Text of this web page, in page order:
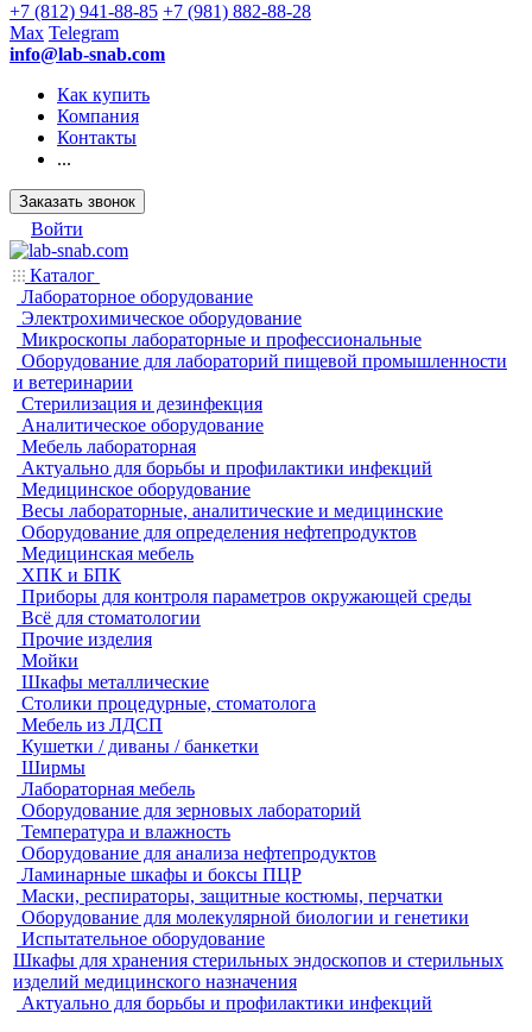
+7 (812) 941-88-85 +7 (981) 882-88-28
Max Telegram
info@lab-snab.com
Как купить
Компания
Контакты
...
Заказать звонок
Войти
Каталог
Лабораторное оборудование
Электрохимическое оборудование
Микроскопы лабораторные и профессиональные
Оборудование для лабораторий пищевой промышленности
и ветеринарии
Стерилизация и дезинфекция
Аналитическое оборудование
Мебель лабораторная
Актуально для борьбы и профилактики инфекций
Медицинское оборудование
Весы лабораторные, аналитические и медицинские
Оборудование для определения нефтепродуктов
Медицинская мебель
ХПК и БПК
Приборы для контроля параметров окружающей среды
Всё для стоматологии
Прочие изделия
Мойки
Шкафы металлические
Столики процедурные, стоматолога
Мебель из ЛДСП
Кушетки / диваны / банкетки
Ширмы
Лабораторная мебель
Оборудование для зерновых лабораторий
Температура и влажность
Оборудование для анализа нефтепродуктов
Ламинарные шкафы и боксы ПЦР
Маски, респираторы, защитные костюмы, перчатки
Оборудование для молекулярной биологии и генетики
Испытательное оборудование
Шкафы для хранения стерильных эндоскопов и стерильных
изделий медицинского назначения
Актуально для борьбы и профилактики инфекций